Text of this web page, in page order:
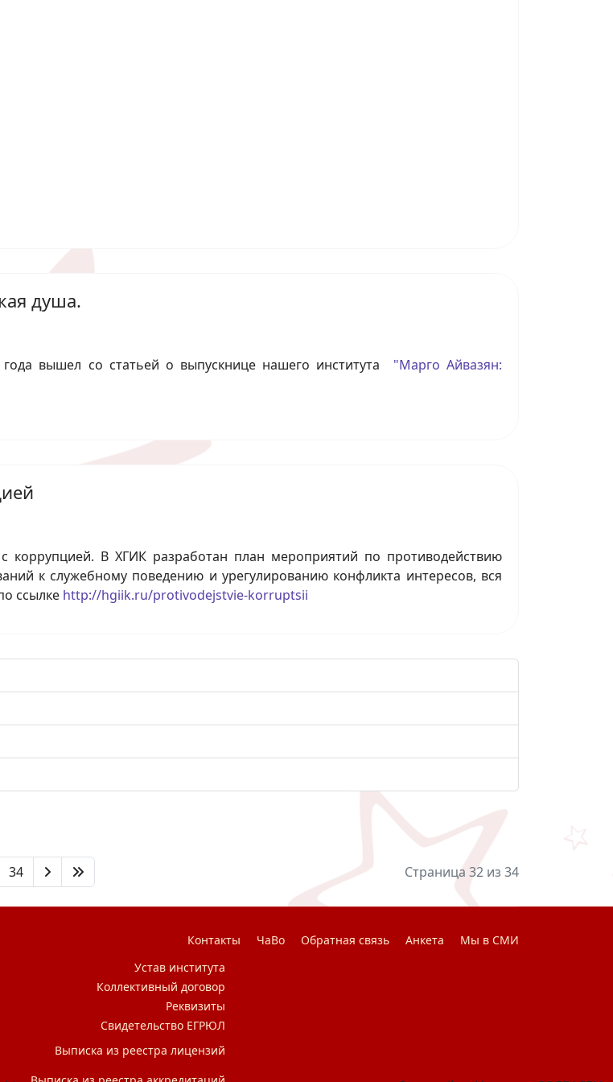
душа.
вышел со статьей о выпускнице нашего института "Марго Айвазян:
В ХГИК разработан план мероприятий по противодействию
к служебному поведению и урегулированию конфликта интересов, вся
ссылке http://hgiik.ru/protivodejstvie-korruptsii
34 Страница 32 из 34
Контакты ЧаВо Обратная связь Анкета
Мы в СМИ
Устав института
Коллективный договор
Реквизиты
Свидетельство ЕГРЮЛ
Выписка из реестра лицензий